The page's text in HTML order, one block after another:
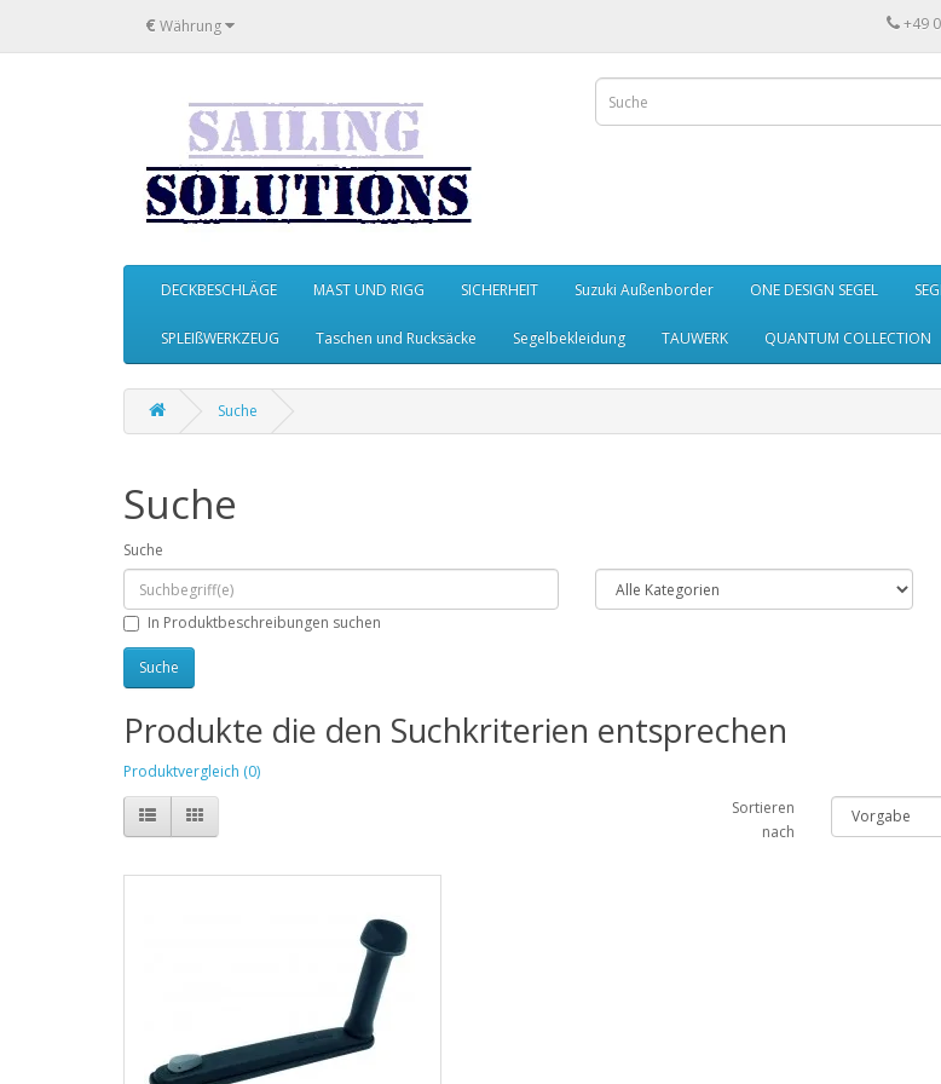
€ Währung +49
DECKBESCHLÄGE MAST UND RIGG SICHERHEIT Suzuki Außenborder ONE DESIGN SEGEL
SPLEIßWERKZEUG Taschen und Rucksäcke Segelbekleidung TAUWERK QUANTUM COLLECTION
Suche
Suche
Suche
In Produktbeschreibungen suchen
Produkte die den Suchkriterien entsprechen
Produktvergleich (0)
Sortieren
nach